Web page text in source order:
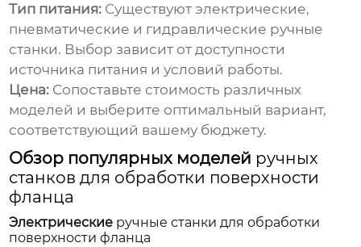
Тип питания: Существуют электрические,
пневматические и гидравлические ручные
станки. Выбор зависит от доступности
источника питания и условий работы.
Цена: Сопоставьте стоимость различных
моделей и выберите оптимальный вариант,
соответствующий вашему бюджету.
Обзор популярных моделей ручных
станков для обработки поверхности
фланца
Электрические ручные станки для обработки
поверхности фланца